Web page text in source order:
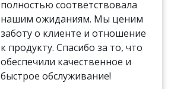
полностью соответствовала
нашим ожиданиям. Мы ценим
заботу о клиенте и отношение
к продукту. Спасибо за то, что
обеспечили качественное и
быстрое обслуживание!